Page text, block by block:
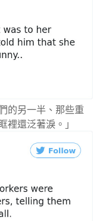
的另一半、那些重
裡還泛著淚。」